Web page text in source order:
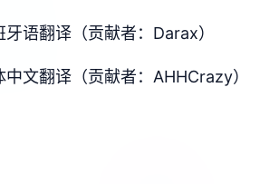
牙语翻译（贡献者：Darax）
中文翻译（贡献者：AHHCrazy）